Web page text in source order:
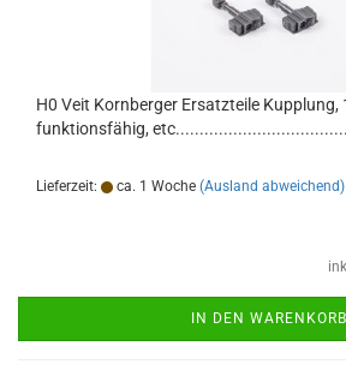
H0 Veit Kornberger Ersatzteile Kupplung,
funktionsfähig,
Lieferzeit: ca. 1 Woche (Ausland abweichend)
IN DEN WARENKORB